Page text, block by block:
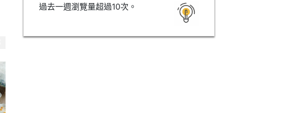
過去一週瀏覽量超過10次。